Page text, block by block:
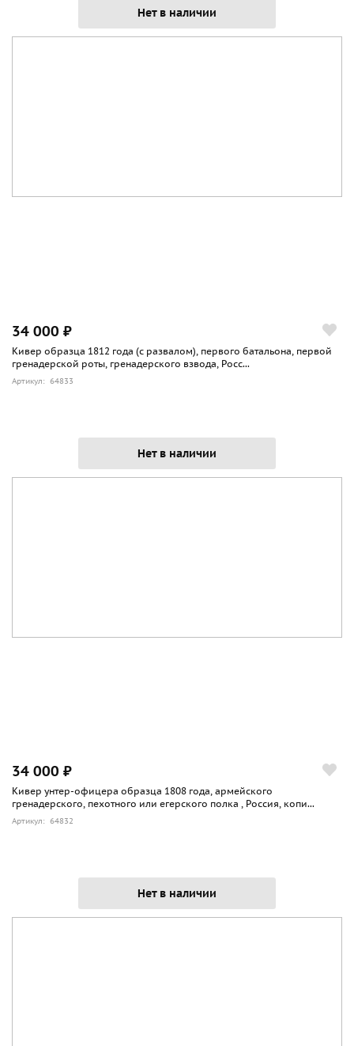
Нет в наличии
34 000 ₽
Кивер образца 1812 года (с развалом), первого батальона, первой
гренадерской роты, гренадерского взвода, Росс...
Артикул: 64833
Нет в наличии
34 000 ₽
Кивер унтер-офицера образца 1808 года, армейского
гренадерского, пехотного или егерского полка , Россия, копи...
Артикул: 64832
Нет в наличии